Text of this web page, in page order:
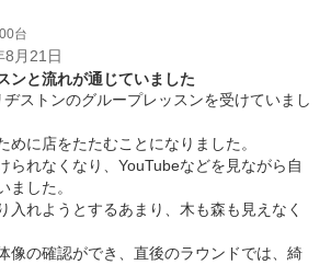
台
8月21日
ンと流れが通じていました
ストンのグループレッスンを受けていまし
めに店をたたむことになりました。
られなくなり、YouTubeなどを見ながら自
ました。
入れようとするあまり、木も森も見えなく
像の確認ができ、直後のラウンドでは、綺